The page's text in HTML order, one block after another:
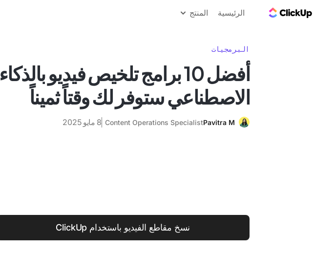
الرئيسية المنتج
البرمجيات
أفضل 10 برامج تلخيص فيديو بالذكاء
الاصطناعي ستوفر لك وقتاً ثميناً
Pavitra M
Content Operations Specialist 8 مايو 2025
نسخ مقاطع الفيديو باستخدام ClickUp